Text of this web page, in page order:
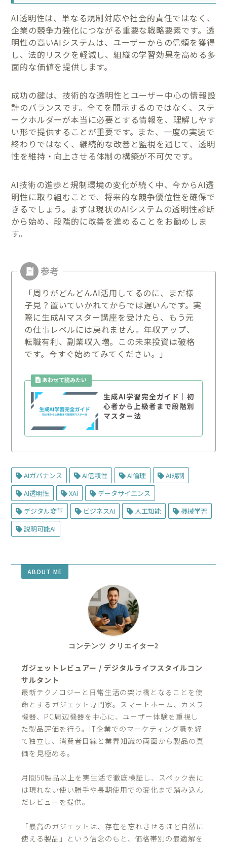
AI透明性は、単なる規制対応や社会的責任ではなく、
企業の競争力強化につながる重要な戦略要素です。透
明性の高いAIシステムは、ユーザーからの信頼を獲得
し、法的リスクを軽減し、組織の学習効果を高める多
面的な価値を提供します。
成功の鍵は、技術的な透明性とユーザー中心の情報設
計のバランスです。全てを開示するのではなく、ステ
ークホルダーが本当に必要とする情報を、理解しやす
い形で提供することが重要です。また、一度の実装で
終わりではなく、継続的な改善と監視を通じて、透明
性を維持・向上させる体制の構築が不可欠です。
AI技術の進歩と規制環境の変化が続く中、今からAI透
明性に取り組むことで、将来的な競争優位性を確保で
きるでしょう。まずは現状のAIシステムの透明性診断
から始め、段階的に改善を進めることをお勧めしま
す。
「周りがどんどんAI活用してるのに、まだ様
子見？置いていかれてからでは遅いんです。実
際に生成AIマスター講座を受けたら、もう元
の仕事レベルには戻れません。年収アップ、
転職有利、副業収入増。この未来投資は破格
です。今すぐ始めてみてください。」
生成AI学習完全ガイド｜初
心者から上級者まで段階別
マスター法
AIガバナンス AI信頼性 AI倫理
AI規制
AI透明性
XAI
データサイエンス
デジタル変革
ビジネスAI 人工知能
機械学習
説明可能AI
ABOUT ME
コンテンツ クリエイター2
ガジェットレビュアー / デジタルライフスタイルコン
サルタント
最新テクノロジーと日常生活の架け橋となることを使
命とするガジェット専門家。スマートホーム、カメラ
機器、PC周辺機器を中心に、ユーザー体験を重視し
た製品評価を行う。IT企業でのマーケティング職を経
て独立し、消費者目線と業界知識の両面から製品の真
価を見極める。
月間50製品以上を実生活で徹底検証し、スペック表に
は現れない使い勝手や長期使用での変化まで踏み込ん
だレビューを提供。
「最高のガジェットは、存在を忘れさせるほど自然に
使える製品」という信念のもと、価格帯別の最適解を